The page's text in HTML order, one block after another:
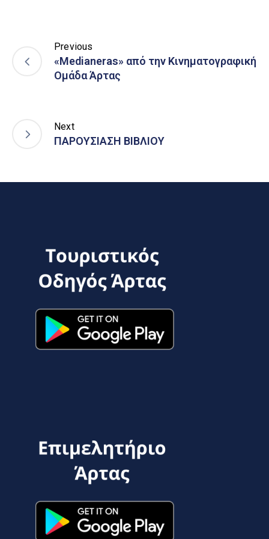
Previous
«Medianeras» από την Κινηματογραφική
Ομάδα Άρτας
Next
ΠΑΡΟΥΣΙΑΣΗ ΒΙΒΛΙΟΥ